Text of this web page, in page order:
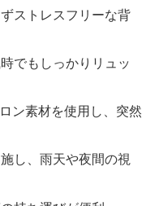
ストレスフリーな背
でもしっかりリュッ
ン素材を使用し、突然
し、雨天や夜間の視